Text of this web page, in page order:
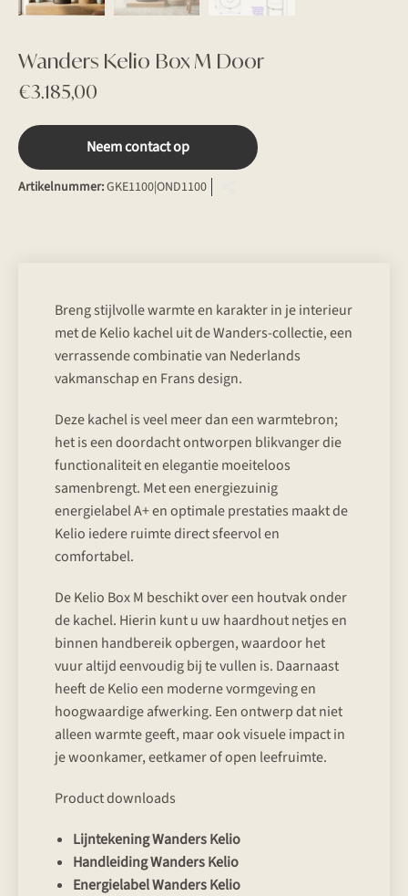
Wanders Kelio Box M Door
€3.185,00
Neem contact op
Artikelnummer:GKE1100|OND1100
Breng stijlvolle warmte en karakter in je interieur
met de Kelio kachel uit de Wanders-collectie, een
verrassende combinatie van Nederlands
vakmanschap en Frans design.
Deze kachel is veel meer dan een warmtebron;
het is een doordacht ontworpen blikvanger die
functionaliteit en elegantie moeiteloos
samenbrengt. Met een energiezuinig
energielabel A+ en optimale prestaties maakt de
Kelio iedere ruimte direct sfeervol en
comfortabel.
De Kelio Box M beschikt over een houtvak onder
de kachel. Hierin kunt u uw haardhout netjes en
binnen handbereik opbergen, waardoor het
vuur altijd eenvoudig bij te vullen is. Daarnaast
heeft de Kelio een moderne vormgeving en
hoogwaardige afwerking. Een ontwerp dat niet
alleen warmte geeft, maar ook visuele impact in
je woonkamer, eetkamer of open leefruimte.
Product downloads
Lijntekening Wanders Kelio
Handleiding Wanders Kelio
Energielabel Wanders Kelio